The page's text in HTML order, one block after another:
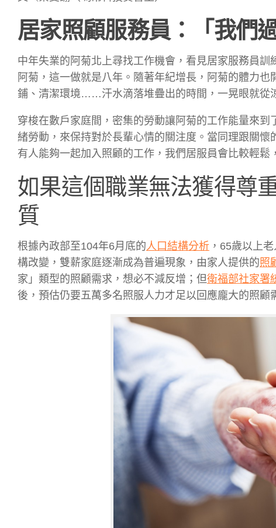
居家照顧服務員：「我們
中年失業的阿菊北上尋找工作機會，看見居家服務員
阿菊，這一做就是八年。隨著年紀增長，阿菊的體力
鋪、清潔環境……汗水滴落堆疊出的時間，一晃眼就從
穿梭在數戶家庭間，密集的勞動讓阿菊的工作能量來
緒勞動，來保持對於長輩心情的關注度。當同理跟關
有人能夠一起加入照顧的工作，我們居服員會比較輕鬆
如果這個職業無法獲得尊
質
根據內政部至104年6月底的人口結構分析 ，65歲以上
構改變，雙薪家庭逐漸成為普遍現象，由家人提供的照
家」類型的照顧需求，想必不減反增；但衛福部社家署
後，預估仍要五萬多名照服人力才足以回應龐大的照顧